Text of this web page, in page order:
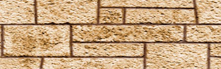
Avada Kedavra
Crucio
Imperio
Verteidigungszauber
Aqua Eructo
Arania Exumai
Arresto Momentum
Brachiabindo